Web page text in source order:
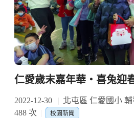
仁愛歲末嘉年華‧喜兔迎
2022-12-30 北屯區 仁愛國小
488 次
校園新聞